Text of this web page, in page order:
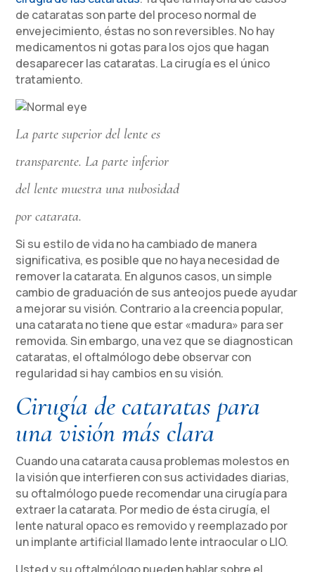
de cataratas son parte del proceso normal de
envejecimiento, éstas no son reversibles. No hay
medicamentos ni gotas para los ojos que hagan
desaparecer las cataratas. La cirugía es el único
tratamiento.
La parte superior del lente es
transparente. La parte inferior
del lente muestra una nubosidad
por catarata.
Si su estilo de vida no ha cambiado de manera
significativa, es posible que no haya necesidad de
remover la catarata. En algunos casos, un simple
cambio de graduación de sus anteojos puede ayudar
a mejorar su visión. Contrario a la creencia popular,
una catarata no tiene que estar «madura» para ser
removida. Sin embargo, una vez que se diagnostican
cataratas, el oftalmólogo debe observar con
regularidad si hay cambios en su visión.
Cirugía de cataratas para
una visión más clara
Cuando una catarata causa problemas molestos en
la visión que interfieren con sus actividades diarias,
su oftalmólogo puede recomendar una cirugía para
extraer la catarata. Por medio de ésta cirugía, el
lente natural opaco es removido y reemplazado por
un implante artificial llamado lente intraocular o LIO.